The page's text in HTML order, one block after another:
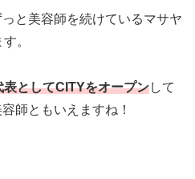
と美容師を続けているマサヤ
。
表としてCITYをオープンして
師ともいえますね！